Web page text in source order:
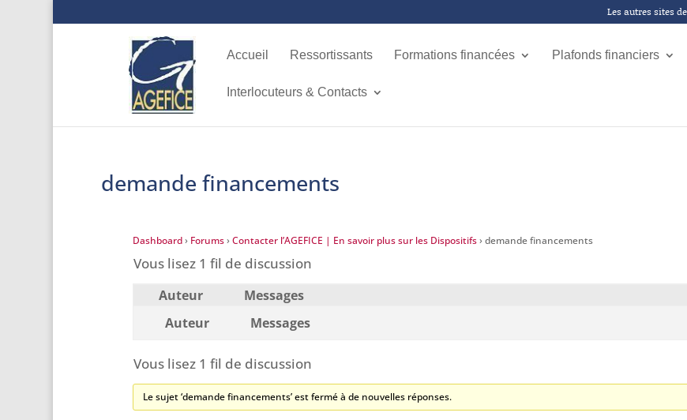
Les autres sites de
Accueil Ressortissants Formations financées Plafonds financiers
Interlocuteurs & Contacts
demande financements
Dashboard› Forums›Contacter l’AGEFICE | En savoir plus sur les Dispositifs›demande financements
Vous lisez 1 fil de discussion
Auteur
Messages
Auteur
Messages
Vous lisez 1 fil de discussion
Le sujet ‘demande financements’ est fermé à de nouvelles réponses.